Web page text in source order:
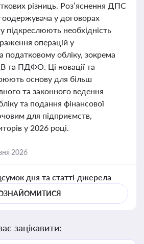
різниць. Роз’яснення ДПС
у договорах
підкреслюють необхідність
операцій у
податковому обліку, зокрема
та ПДФО. Ці новації та
основу для більш
та законного ведення
та подання фінансової
для підприємств,
у 2026 році.
2026
дня та статті-джерела
зацікавити: